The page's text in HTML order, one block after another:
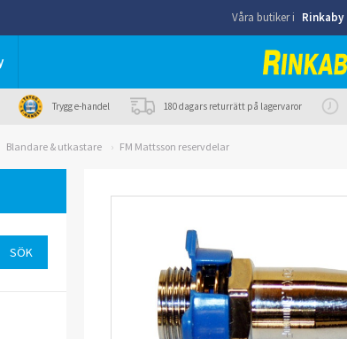
Våra butiker i Rinkaby
Trygg e-handel 180 dagars returrätt på lagervaror
Blandare & utkastare FM Mattsson reservdelar